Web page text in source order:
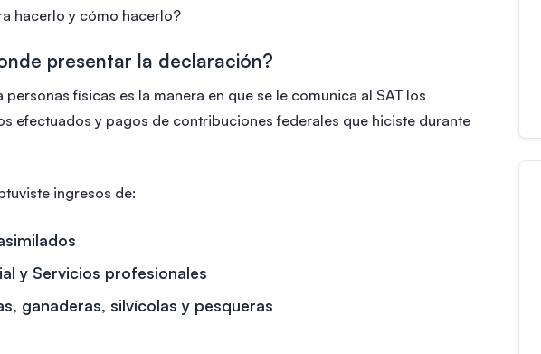
hacerlo y cómo hacerlo?
presentar la declaración?
físicas es la manera en que se le comunica al SAT los
efectuados y pagos de contribuciones federales que hiciste durante
ingresos de:
y Servicios profesionales
ganaderas, silvícolas y pesqueras